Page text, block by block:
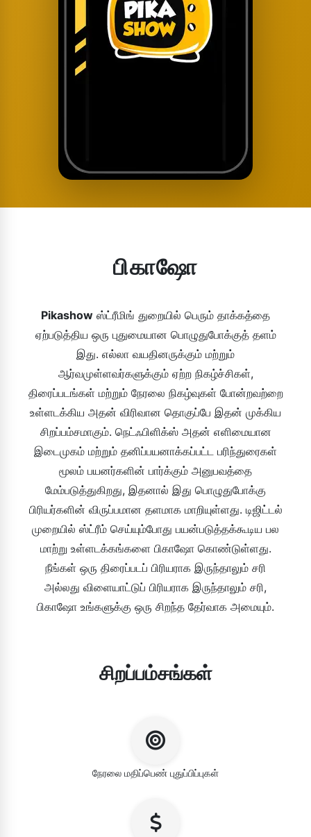
பிகாஷோ
Pikashow ஸ்ட்ரீமிங் துறையில் பெரும் தாக்கத்தை
ஏற்படுத்திய ஒரு புதுமையான பொழுதுபோக்குத் தளம்
இது. எல்லா வயதினருக்கும் மற்றும்
ஆர்வமுள்ளவர்களுக்கும் ஏற்ற நிகழ்ச்சிகள்,
திரைப்படங்கள் மற்றும் நேரலை நிகழ்வுகள் போன்றவற்றை
உள்ளடக்கிய அதன் விரிவான தொகுப்பே இதன் முக்கிய
சிறப்பம்சமாகும். நெட்ஃபிளிக்ஸ் அதன் எளிமையான
இடைமுகம் மற்றும் தனிப்பயனாக்கப்பட்ட பரிந்துரைகள்
மூலம் பயனர்களின் பார்க்கும் அனுபவத்தை
மேம்படுத்துகிறது, இதனால் இது பொழுதுபோக்கு
பிரியர்களின் விருப்பமான தளமாக மாறியுள்ளது. டிஜிட்டல்
முறையில் ஸ்ட்ரீம் செய்யும்போது பயன்படுத்தக்கூடிய பல
மாற்று உள்ளடக்கங்களை பிகாஷோ கொண்டுள்ளது.
நீங்கள் ஒரு திரைப்படப் பிரியராக இருந்தாலும் சரி
அல்லது விளையாட்டுப் பிரியராக இருந்தாலும் சரி,
பிகாஷோ உங்களுக்கு ஒரு சிறந்த தேர்வாக அமையும்.
சிறப்பம்சங்கள்
நேரலை மதிப்பெண் புதுப்பிப்புகள்